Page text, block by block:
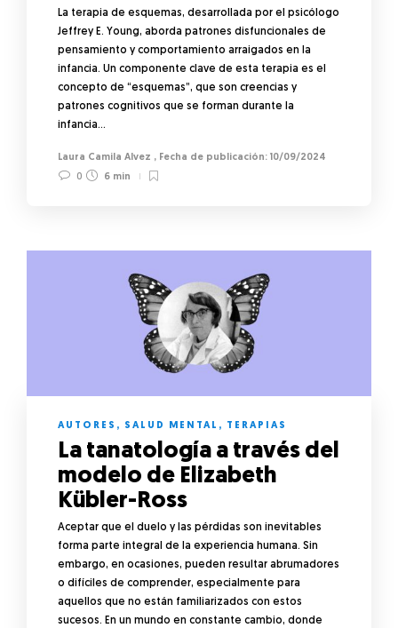
La terapia de esquemas, desarrollada por el psicólogo
Jeffrey E. Young, aborda patrones disfuncionales de
pensamiento y comportamiento arraigados en la
infancia. Un componente clave de esta terapia es el
concepto de “esquemas”, que son creencias y
patrones cognitivos que se forman durante la
infancia…
Laura Camila Alvez ,
10/09/2024
0
6 min
AUTORES , SALUD MENTAL , TERAPIAS
La tanatología a través del
modelo de Elizabeth
Kübler-Ross
Aceptar que el duelo y las pérdidas son inevitables
forma parte integral de la experiencia humana. Sin
embargo, en ocasiones, pueden resultar abrumadores
o difíciles de comprender, especialmente para
aquellos que no están familiarizados con estos
sucesos. En un mundo en constante cambio, donde